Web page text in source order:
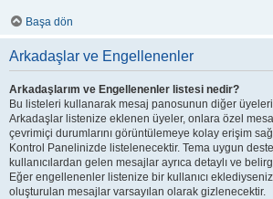
Başa dön
Arkadaşlar ve Engellenenler
Arkadaşlarım ve Engellenenler listesi nedir?
Bu listeleri kullanarak mesaj panosunun diğer
Arkadaşlar listenize eklenen üyeler, onlara özel
çevrimiçi durumlarını görüntülemeye kolay erişim
Kontrol Panelinizde listelenecektir. Tema uygun
kullanıcılardan gelen mesajlar ayrıca detaylı ve
Eğer engellenenler listenize bir kullanıcı
oluşturulan mesajlar varsayılan olarak gizlenecektir.